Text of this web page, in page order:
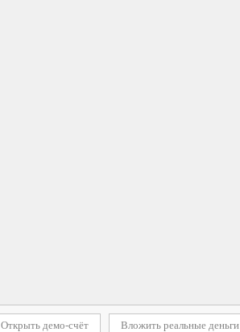
Открыть демо-счёт Вложить реальные деньги